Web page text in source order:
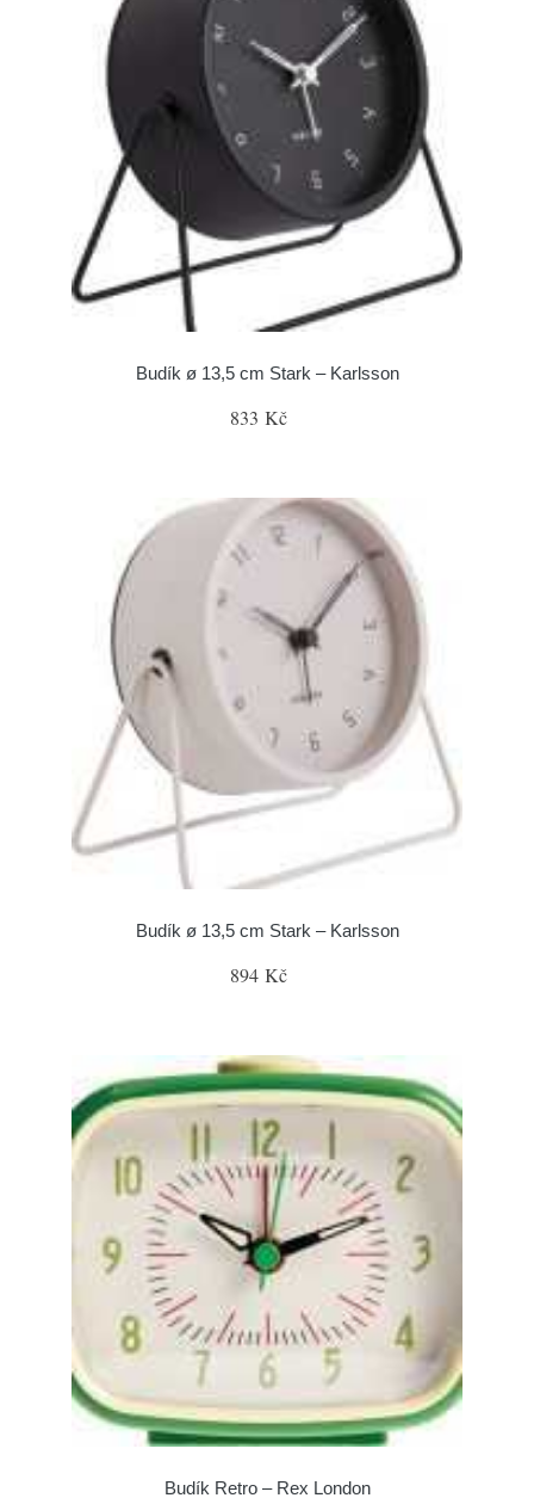
Budík ø 13,5 cm Stark – Karlsson
833 Kč
Budík ø 13,5 cm Stark – Karlsson
894 Kč
Budík Retro – Rex London